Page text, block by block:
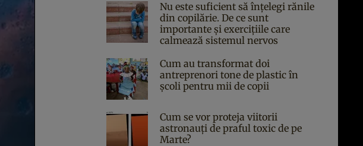
Nu este suficient să înțelegi rănile
din copilărie. De ce sunt
importante și exercițiile care
calmează sistemul nervos
Cum au transformat doi
antreprenori tone de plastic în
școli pentru mii de copii
Cum se vor proteja viitorii
astronauți de praful toxic de pe
Marte?